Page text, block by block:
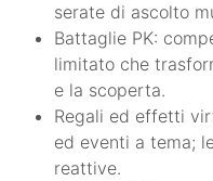
serate di ascolto
Battaglie PK:
limitato che
e la scoperta.
Regali ed effetti
ed eventi a tema;
reattive.